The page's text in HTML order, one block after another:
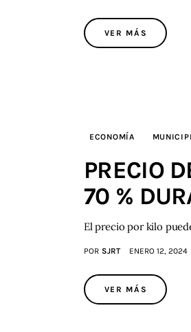
VER MÁS
ECONOMÍA
PRECIO
70 %
El precio por kilo
POR SJRT ENERO 12, 2024
VER MÁS